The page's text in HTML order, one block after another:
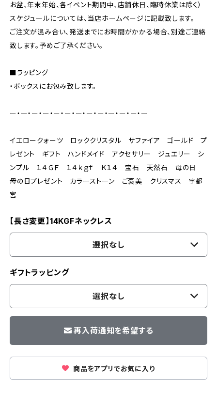
お盆、年末年始、各イベント期間中、店舗休日、臨時休業は除く）
スケジュールについては、当店ホームページに記載致します。
ご注文が混み合い、発送までにお時間がかかる場合、別途ご連絡
致します。予めご了承ください。
■ラッピング
・ボックスにお包み致します。
ー・ー・ー・ー・ー・ー・ー・ー・ー・ー・ー・ー・ー
イエロークォーツ ロッククリスタル サファイア ゴールド プ
レゼント ギフト ハンドメイド アクセサリー ジュエリー シ
ンプル １４ＧＦ １４ｋｇｆ Ｋ１４ 宝石 天然石 母の日
母の日プレゼント カラーストーン ご褒美 クリスマス 宇都
宮
【長さ変更】14KGFネックレス
選択なし
ギフトラッピング
選択なし
再入荷通知を希望する
商品をアプリでお気に入り